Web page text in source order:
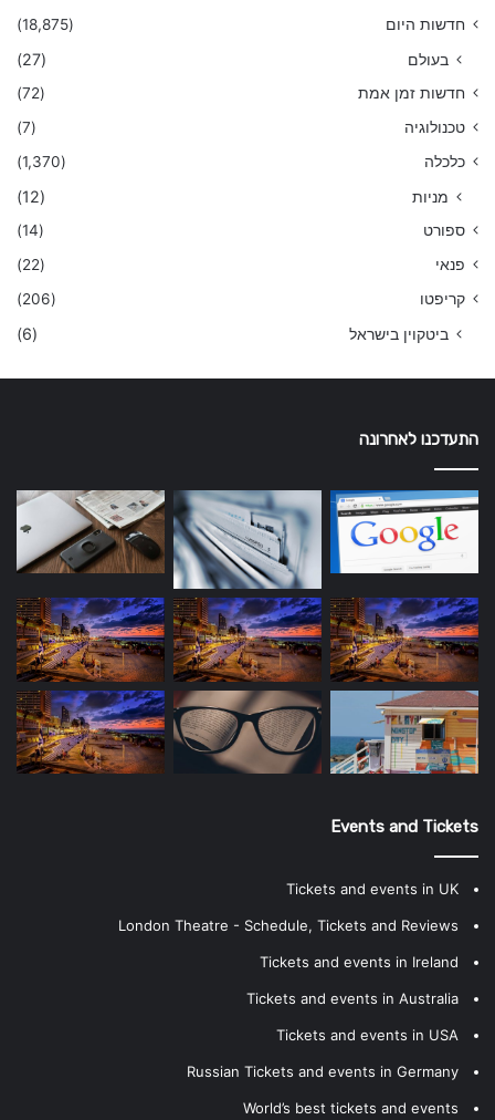
חדשות היום
(18,875)
בעולם (27)
חדשות זמן אמת
(72)
טכנולוגיה
(7)
כלכלה
(1,370)
מניות (12)
ספורט
(14)
פנאי
(22)
קריפטו
(206)
ביטקוין בישראל (6)
התעדכנו לאחרונה
Events and Tickets
Tickets and events in UK
London Theatre - Schedule, Tickets and Reviews
Tickets and events in Ireland
Tickets and events in Australia
Tickets and events in USA
Russian Tickets and events in Germany
World’s best tickets and events